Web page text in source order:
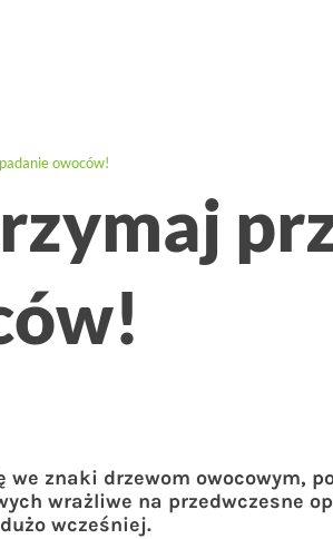
owoców!
znaki drzewom owocowym,
wrażliwe na przedwczesne
wcześniej.